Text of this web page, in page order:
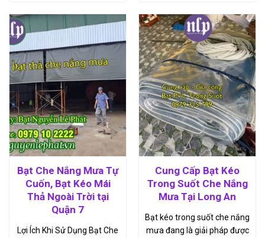
Bạt Che Nắng Mưa Tự
Cuốn, Bạt Kéo Mái
Thả Ngoài Trời tại
Quận 7
Lợi Ích Khi Sử Dụng Bạt Che
Cung Cấp Bạt Kéo
Trong Suốt Che Nắng
Mưa Tại Long An
Bạt kéo trong suốt che nắng
mưa đang là giải pháp được